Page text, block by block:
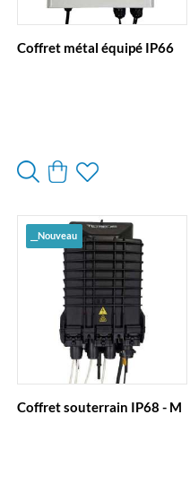
Coffret métal équipé IP66
__Nouveau
Coffret souterrain IP68 - M